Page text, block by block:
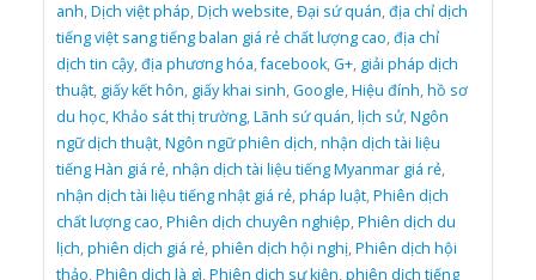
anh,Dịch việt pháp,Dịch website,Đại sứ quán,địa chỉ dịch
tiếng việt sang tiếng balan giá rẻ chất lượng cao,địa chỉ
dịch tin cậy,địa phương hóa,facebook,G+, giải pháp dịch
thuật, giấy kết hôn, giấy khai sinh,Google,Hiệu đính,hồ sơ
du học,Khảo sát thị trường,Lãnh sứ quán,lịch sử,Ngôn
ngữ dịch thuật,Ngôn ngữ phiên dịch,nhận dịch tài liệu
tiếng Hàn giá rẻ,nhận dịch tài liệu tiếng Myanmar giá rẻ,
nhận dịch tài liệu tiếng nhật giá rẻ,pháp luật,Phiên dịch
chất lượng cao,Phiên dịch chuyên nghiệp,Phiên dịch du
lịch,phiên dịch giá rẻ,phiên dịch hội nghị,Phiên dịch hội
thảo,Phiên dịch là gì,Phiên dịch sự kiện,phiên dịch tiếng